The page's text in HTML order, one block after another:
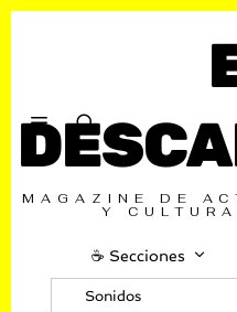
MAGAZINE DE
Y
☕️ Secciones
Sonidos